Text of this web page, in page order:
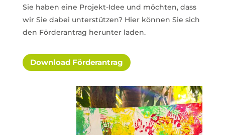
Sie haben eine Projekt-Idee und möchten, dass
wir Sie dabei unterstützen? Hier können Sie sich
den Förderantrag herunter laden.
Download Förderantrag